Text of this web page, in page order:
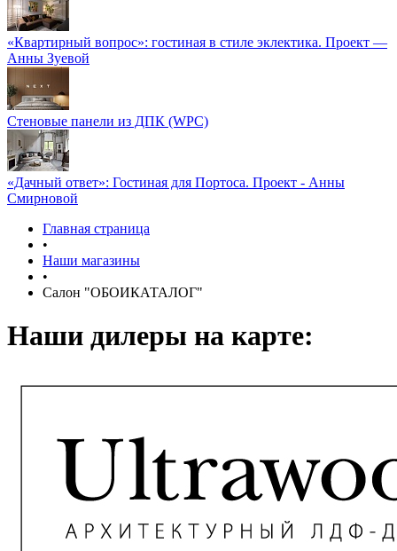
«Квартирный вопрос»: гостиная в стиле эклектика. Проект —
Анны Зуевой
Стеновые панели из ДПК (WPC)
«Дачный ответ»: Гостиная для Портоса. Проект - Анны
Смирновой
Главная страница
•
Наши магазины
•
Салон "ОБОИКАТАЛОГ"
Наши дилеры на карте: